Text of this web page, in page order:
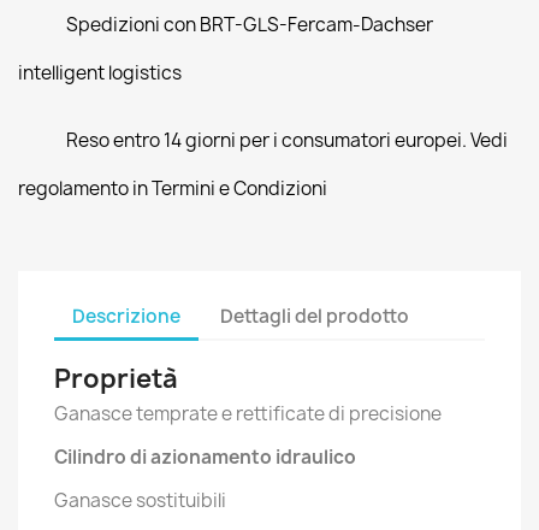
Spedizioni con BRT-GLS-Fercam-Dachser
intelligent logistics
Reso entro 14 giorni per i consumatori europei. Vedi
regolamento in Termini e Condizioni
Descrizione Dettagli del prodotto
Proprietà
Ganasce temprate e rettificate di precisione
Cilindro di azionamento idraulico
Ganasce sostituibili